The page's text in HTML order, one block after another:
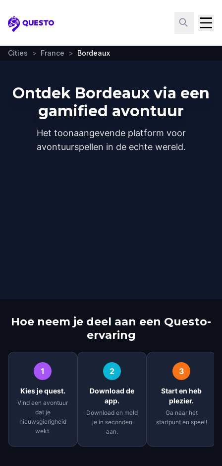
Questo
Cities > France > Bordeaux
Ontdek Bordeaux via een
gamified avontuur
Het toonaangevende platform voor
avontuurspellen in de echte wereld.
Hoe neem je deel aan een Questo-
ervaring
1
Kies je quest.
Vind een avontuur
dat je
nieuwsgierigheid
wekt.
2
Download de
app.
Download en meld
je in seconden
aan.
3
Start en heb
plezier.
Ga naar het
startpunt en speel!